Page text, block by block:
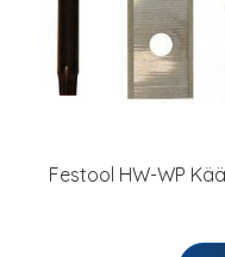
Festool HW-WP